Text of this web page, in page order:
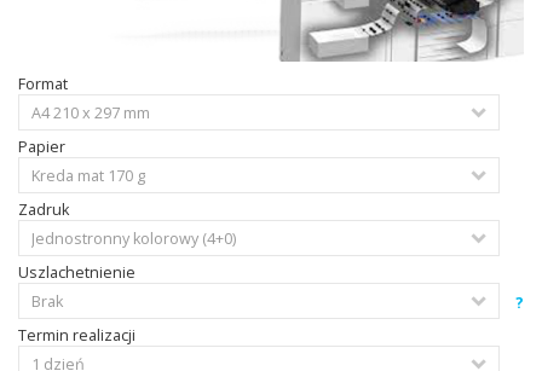
Format
Papier
Zadruk
Uszlachetnienie
?
Termin realizacji